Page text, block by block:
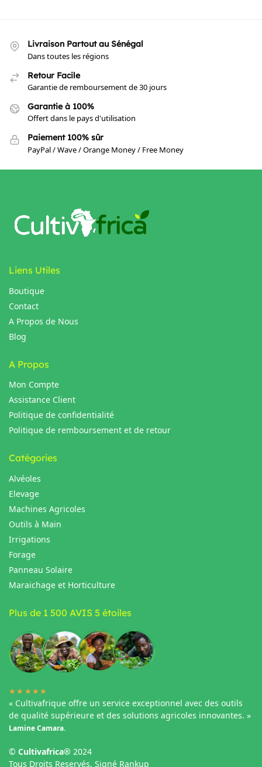
Livraison Partout au Sénégal
Dans toutes les régions
Retour Facile
Garantie de remboursement de 30 jours
Garantie à 100%
Offert dans le pays d'utilisation
Paiement 100% sûr
PayPal / Wave / Orange Money / Free Money
Liens Utiles
Boutique
Contact
A Propos de Nous
Blog
A Propos
Mon Compte
Assistance Client
Politique de confidentialité
Politique de remboursement et de retour
Catégories
Alvéoles
Elevage
Machines Agricoles
Outils à Main
Irrigations
Forage
Panneau Solaire
Maraichage et Horticulture
Plus de 1 500 AVIS 5 étoiles
★★★★★
« Cultivafrique offre un service exceptionnel avec des outils
de qualité supérieure et des solutions agricoles innovantes. »
Lamine Camara.
© Cultivafrica® 2024
Tous Droits Reservés, Signé Rankup